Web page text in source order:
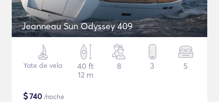
Jeanneau Sun Odyssey 409
Yate de vela
40 ft
12 m
8 3 5
$740 /noche